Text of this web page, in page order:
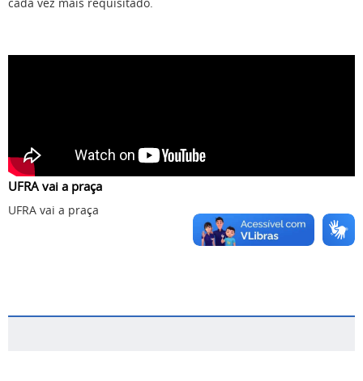
cada vez mais requisitado.
UFRA vai a praça
UFRA vai a praça